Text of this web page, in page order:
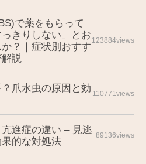
で薬をもらって
きりしない」とお
？｜症状別おすす
説
123884views
爪水虫の原因と効 110771views
進症の違い – 見逃
的な対処法
89136views